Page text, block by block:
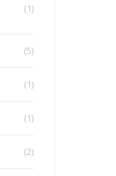
(1)
(5)
(1)
(1)
(2)